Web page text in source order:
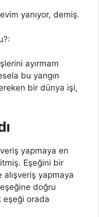
yanıyor, demiş.
ayırmam
bu yangın
bir dünya işi,
yapmaya en
Eşeğini bir
alışveriş yapmaya
doğru
eşeği orada